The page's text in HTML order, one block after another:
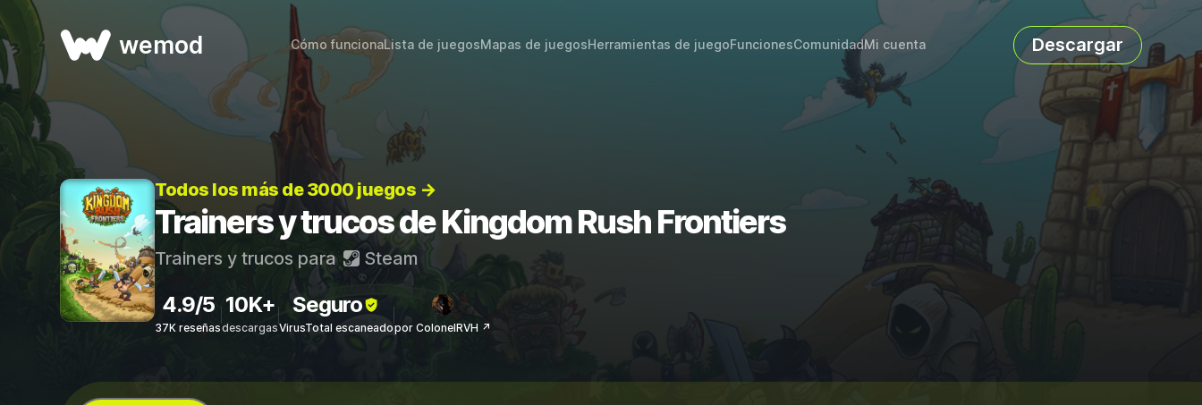
wemod Cómo funcionaLista de juegosMapas de juegosHerramientas de juegoFuncionesComunidadMi cuenta Descargar
Todos los más de 3000 juegos →
Trainers y trucos de Kingdom Rush Frontiers
Trainers y trucos para Steam
4.9/5
37K reseñas
10K+
descargas
Seguro
VirusTotal escaneadopor ColonelRVH ↗